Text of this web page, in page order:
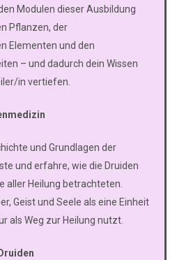
Modulen dieser Ausbildung
Pflanzen, der
Elementen und den
– und dadurch dein Wissen
in vertiefen.
und Grundlagen der
und erfahre, wie die Druiden
aller Heilung betrachteten.
Geist und Seele als eine Einheit
als Weg zur Heilung nutzt.